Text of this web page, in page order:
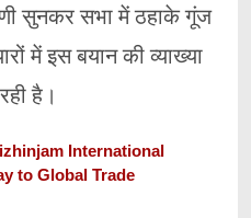
सुनकर सभा में ठहाके गूंज
में इस बयान की व्याख्या
है।
International
to Global Trade